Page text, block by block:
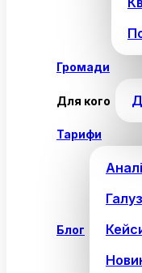
Громади
Для кого
Тарифи
Блог